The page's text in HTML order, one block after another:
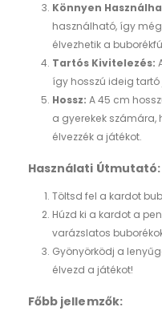
Könnyen
használható, így
élvezhetik a
Tartós Kivitelezés:
így hosszú ideig tartó
Hossz: A 45 cm
a gyerekek számára,
élvezzék a játékot.
Használati Útmutató:
Töltsd fel a kardot
Húzd ki a kardot a
varázslatos
Gyönyörködj a
élvezd a játékot!
Főbb jellemzők: